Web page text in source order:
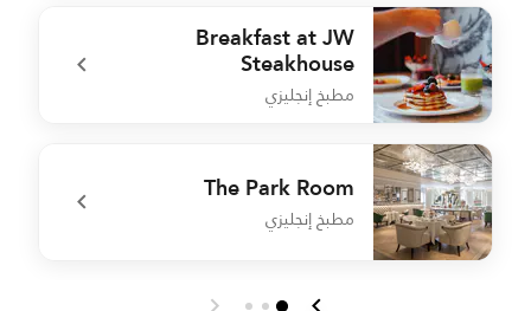
undefined JW Steakhouse
Breakfast at JW
Steakhouse
مطبخ إنجليزي
undefined Breakfast at JW Steakhouse
The Park Room
مطبخ إنجليزي
undefined The Park Room